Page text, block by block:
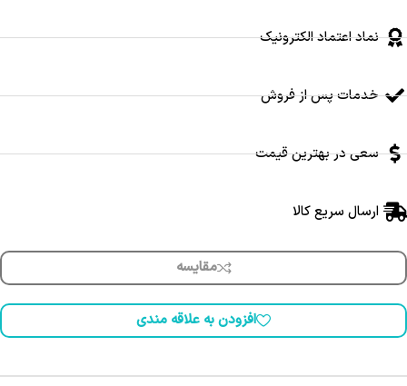
نماد اعتماد الکترونیک
خدمات پس از فروش
سعی در بهترین قیمت
ارسال سریع کالا
مقایسه
افزودن به علاقه مندی